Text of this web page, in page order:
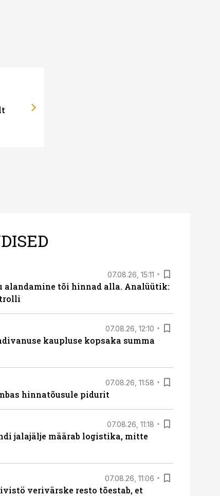
07.08.26, 15:11
alandamine tõi hinnad alla. Analüütik:
07.08.26, 12:10
kaupluse kopsaka summa
07.08.26, 11:58
hinnatõusule pidurit
07.08.26, 11:18
jalajälje määrab logistika, mitte
07.08.26, 11:06
verivärske resto tõestab, et